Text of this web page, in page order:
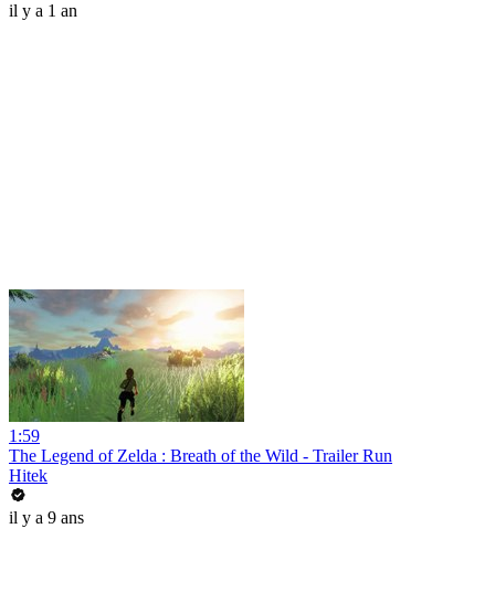
il y a 1 an
1:59
The Legend of Zelda : Breath of the Wild - Trailer Run
Hitek
il y a 9 ans